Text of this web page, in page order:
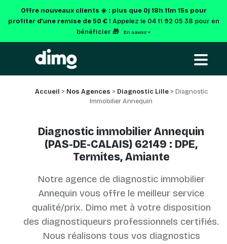
Offre nouveaux clients ☀️ : plus que 0j 18h 11m 15s pour
profiter d'une remise de 50 € ! Appelez le 04 11 92 05 38 pour en
bénéficier 🎁
En savoir +
Accueil > Nos Agences > Diagnostic Lille> Diagnostic
Immobilier Annequin
Diagnostic immobilier Annequin
(PAS-DE-CALAIS) 62149 : DPE,
Termites, Amiante
Notre agence de diagnostic immobilier
Annequin vous offre le meilleur service
qualité/prix. Dimo met à votre disposition
des diagnostiqueurs professionnels certifiés.
Nous réalisons tous vos diagnostics